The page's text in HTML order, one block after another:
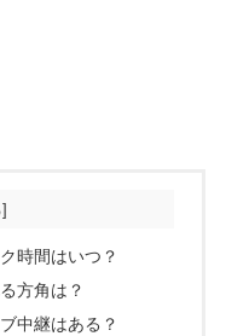
時間はいつ？
方角は？
中継はある？